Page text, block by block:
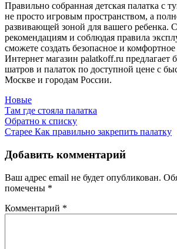
Правильно собранная детская палатка с
не просто игровым пространством, а
развивающей зоной для вашего ребенка.
рекомендациям и соблюдая правила
сможете создать безопасное и
Интернет магазин palatkoff.ru предлагает
шатров и палаток по доступной цене с
Москве и городам России.
Новые
Там где стояла палатка
Обратно к списку
Старее Как правильно закрепить палатку
Добавить комментарий
Ваш адрес email не будет опубликован.
помечены *
Комментарий *